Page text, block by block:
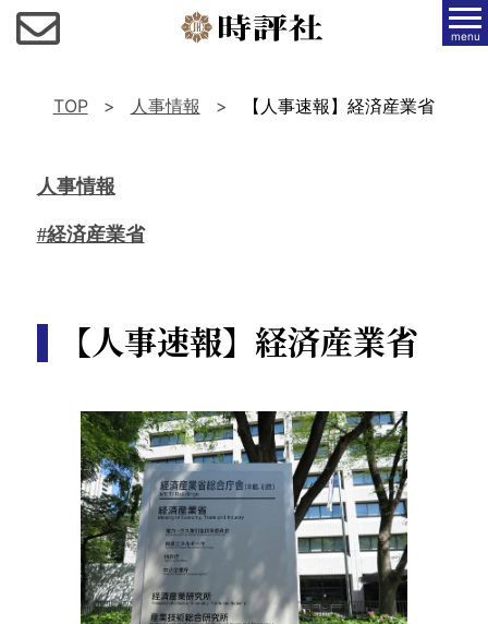
menu
TOP 人事情報 【人事速報】経済産業省
人事情報
#経済産業省
【人事速報】経済産業省